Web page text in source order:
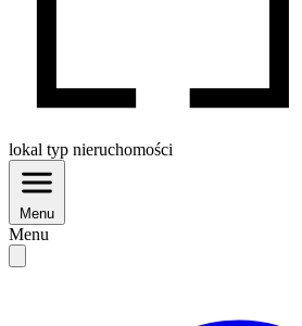
lokal typ nieruchomości
Menu
Menu